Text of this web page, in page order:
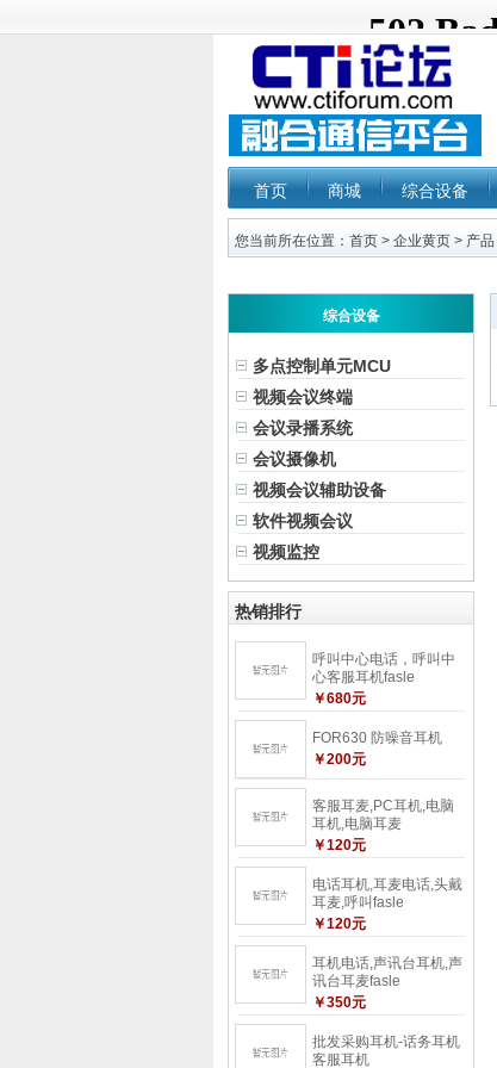
首页 商城 综合设备
您当前所在位置： 首页 > 企业黄页 > 产品
综合设备
多点控制单元MCU
视频会议终端
会议录播系统
会议摄像机
视频会议辅助设备
软件视频会议
视频监控
热销排行
呼叫中心电话，呼叫中
心客服耳机fasle
￥680元
FOR630 防噪音耳机
￥200元
客服耳麦,PC耳机,电脑
耳机,电脑耳麦
￥120元
电话耳机,耳麦电话,头戴
耳麦,呼叫fasle
￥120元
耳机电话,声讯台耳机,声
讯台耳麦fasle
￥350元
批发采购耳机-话务耳机
客服耳机